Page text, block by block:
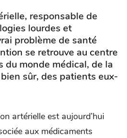
responsable de
lourdes et
problème de santé
se retrouve au centre
du monde médical, de la
sûr, des patients eux-
artérielle est aujourd’hui
aux médicaments